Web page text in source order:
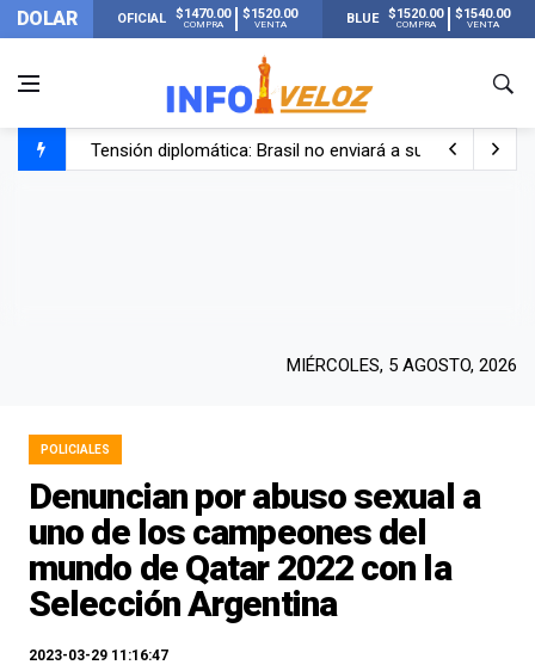
DOLAR OFICIAL $1470.00
COMPRA
$1520.00
VENTA BLUE $1520.00
COMPRA
$1540.00
VENTA
Tensión diplomática: Brasil no enviará a su embajador
MIÉRCOLES, 5 AGOSTO, 2026
POLICIALES
Denuncian por abuso sexual a
uno de los campeones del
mundo de Qatar 2022 con la
Selección Argentina
2023-03-29 11:16:47